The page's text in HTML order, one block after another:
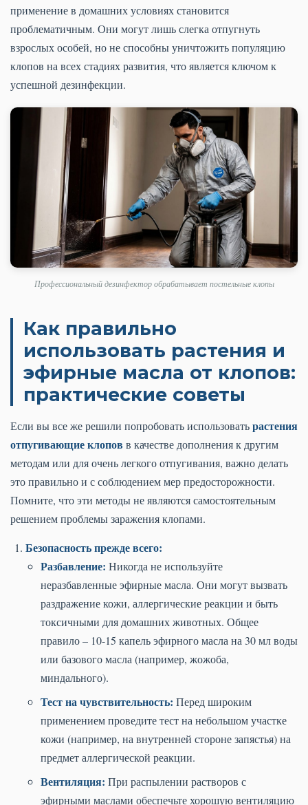
применение в домашних условиях становится
проблематичным. Они могут лишь слегка отпугнуть
взрослых особей, но не способны уничтожить популяцию
клопов на всех стадиях развития, что является ключом к
успешной дезинфекции.
Профессиональный дезинфектор обрабатывает постельные клопы
Как правильно
использовать растения и
эфирные масла от клопов:
практические советы
Если вы все же решили попробовать использоватьрастения
отпугивающие клопов в качестве дополнения к другим
методам или для очень легкого отпугивания, важно делать
это правильно и с соблюдением мер предосторожности.
Помните, что эти методы не являются самостоятельным
решением проблемы заражения клопами.
Безопасность прежде всего:
Разбавление: Никогда не используйте
неразбавленные эфирные масла. Они могут вызвать
раздражение кожи, аллергические реакции и быть
токсичными для домашних животных. Общее
правило – 10-15 капель эфирного масла на 30 мл воды
или базового масла (например, жожоба,
миндального).
Тест на чувствительность: Перед широким
применением проведите тест на небольшом участке
кожи (например, на внутренней стороне запястья) на
предмет аллергической реакции.
Вентиляция: При распылении растворов с
эфирными маслами обеспечьте хорошую вентиляцию